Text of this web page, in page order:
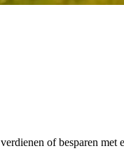
of besparen met